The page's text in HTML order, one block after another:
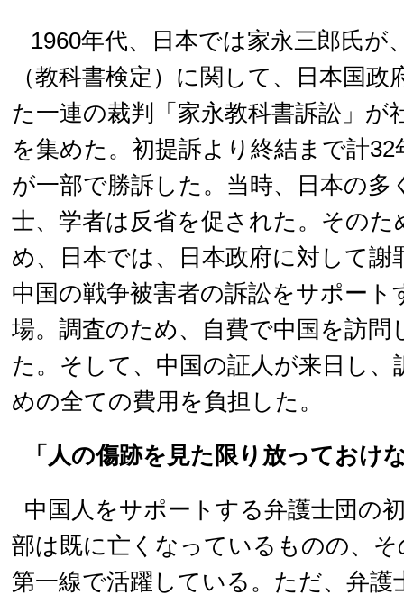
1960年代、日本では家永三郎氏が
（教科書検定）に関して、日本国
た一連の裁判「家永教科書訴訟」が
を集めた。初提訴より終結まで計
が一部で勝訴した。当時、日本の多
士、学者は反省を促された。そのた
め、日本では、日本政府に対して謝
中国の戦争被害者の訴訟をサポート
場。調査のため、自費で中国を訪問
た。そして、中国の証人が来日し、
めの全ての費用を負担した。
「人の傷跡を見た限り放っておけ
中国人をサポートする弁護士団の
部は既に亡くなっているものの、
第一線で活躍している。ただ、弁護